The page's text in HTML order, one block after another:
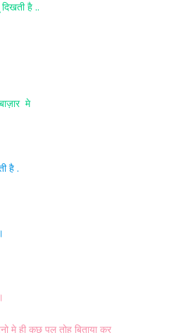
है ..
मे
है .
मे ही कुछ पल तोह बिताया कर